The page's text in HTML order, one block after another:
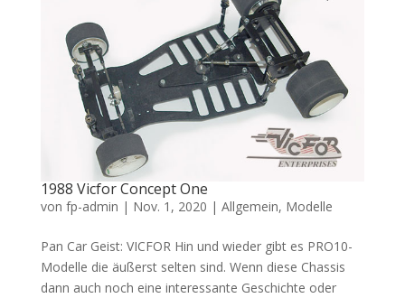
1988 Vicfor Concept One
von fp-admin | Nov. 1, 2020 | Allgemein, Modelle
Pan Car Geist: VICFOR Hin und wieder gibt es PRO10-
Modelle die äußerst selten sind. Wenn diese Chassis
dann auch noch eine interessante Geschichte oder